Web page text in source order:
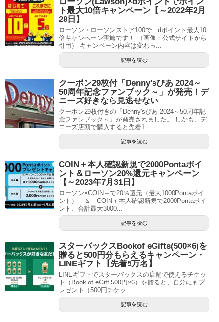
ト最大10倍キャンペーン【～2022年2月
28日】
ローソン・ローソンストア100で、dポイント最大10
倍キャンペーン実施です！ （画像：公式サイトから
引用） キャンペーン内容は変わっ...
記事を読む
クーポン29枚付「Denny’sぴあ 2024～
50周年記念ファンブック～」が発売！デ
ニーズ好きなら見逃せない
クーポン29枚付きの「Denny'sぴあ 2024～50周年記
念ファンブック～」が発売されました。 しかも、デ
ニーズ店頭で購入すると先着1...
記事を読む
COIN＋本人確認新規で2000Pontaポイ
ント＆ローソン20%還元キャンペーン
【～2023年7月31日】
ローソン×COIN＋で20％還元（最大1000Pontaポイ
ント） ＆ COIN＋本人確認新規で2000Pontaポイ
ント、合計最大3000...
記事を読む
スターバックスBookof eGifts(500×6)を
贈ると500円分もらえるキャンペーン・
LINEギフト【先着5万名】
LINEギフトでスターバックスの店舗で使えるチケッ
ト（Book of eGift 500円×6）を贈ると、自分にもプ
レゼント（500円チケッ...
記事を読む